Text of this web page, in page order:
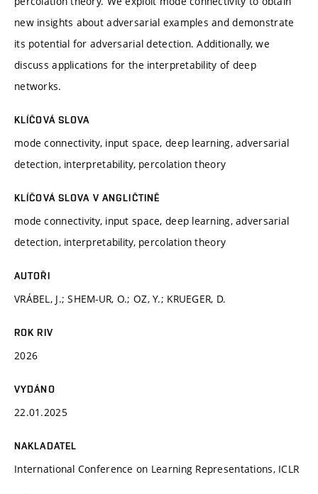
new insights about adversarial examples and demonstrate
its potential for adversarial detection. Additionally, we
discuss applications for the interpretability of deep
networks.
KLÍČOVÁ SLOVA
mode connectivity, input space, deep learning, adversarial
detection, interpretability, percolation theory
KLÍČOVÁ SLOVA V ANGLIČTINĚ
mode connectivity, input space, deep learning, adversarial
detection, interpretability, percolation theory
AUTOŘI
VRÁBEL, J.; SHEM-UR, O.; OZ, Y.; KRUEGER, D.
ROK RIV
2026
VYDÁNO
22.01.2025
NAKLADATEL
International Conference on Learning Representations, ICLR